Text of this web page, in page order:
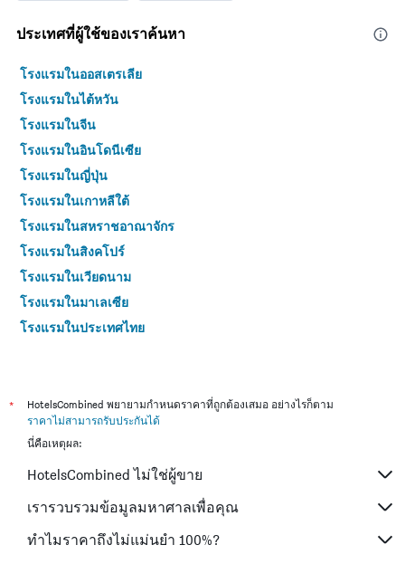
ประเทศที่ผู้ใช้ของเราค้นหา
โรงแรมในออสเตรเลีย
โรงแรมในไต้หวัน
โรงแรมในจีน
โรงแรมในอินโดนีเซีย
โรงแรมในญี่ปุ่น
โรงแรมในเกาหลีใต้
โรงแรมในสหราชอาณาจักร
โรงแรมในสิงคโปร์
โรงแรมในเวียดนาม
โรงแรมในมาเลเซีย
โรงแรมในประเทศไทย
*
HotelsCombined พยายามกำหนดราคาที่ถูกต้องเสมอ อย่างไรก็ตาม
ราคาไม่สามารถรับประกันได้
นี่คือเหตุผล:
HotelsCombined ไม่ใช่ผู้ขาย
เรารวบรวมข้อมูลมหาศาลเพื่อคุณ
ทำไมราคาถึงไม่แม่นยำ 100%?